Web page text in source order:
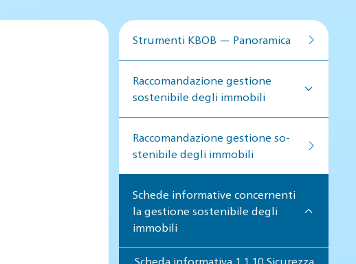
Strumenti KBOB — Panoramica
Raccomandazione gestione
sostenibile degli immobili
Raccomandazione gestione so­
ste­ni­bi­le de­gli im­mo­bi­li
Schede informative concernenti
la gestione sostenibile degli
immobili
Scheda informativa 1.1.10 Sicurezza